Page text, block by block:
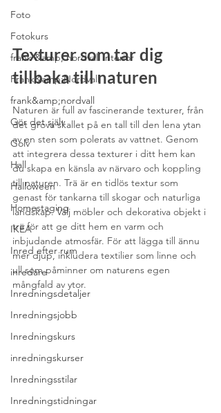
Foto
Fotokurs
frank &amp; nordvall interior
Frank&amp;Nordvall
frank&amp;nordvall
Gör det själv
Golv
Hall
Halloween
Homestaging
IKEA
Inred efter rum
inredare
Inredningsdetaljer
Inredningsjobb
Inredningskurs
inredningskurser
Inredningsstilar
Inredningstidningar
Texturer som tar dig
tillbaka till naturen
Naturen är full av fascinerande texturer, från
det grova skallet på en tall till den lena ytan
av en sten som polerats av vattnet. Genom
att integrera dessa texturer i ditt hem kan
du skapa en känsla av närvaro och koppling
till naturen. Trä är en tidlös textur som
genast för tankarna till skogar och naturliga
landskap. Välj möbler och dekorativa objekt i
trä för att ge ditt hem en varm och
inbjudande atmosfär. För att lägga till ännu
mer djup, inkludera textilier som linne och
ull som påminner om naturens egen
mångfald av ytor.